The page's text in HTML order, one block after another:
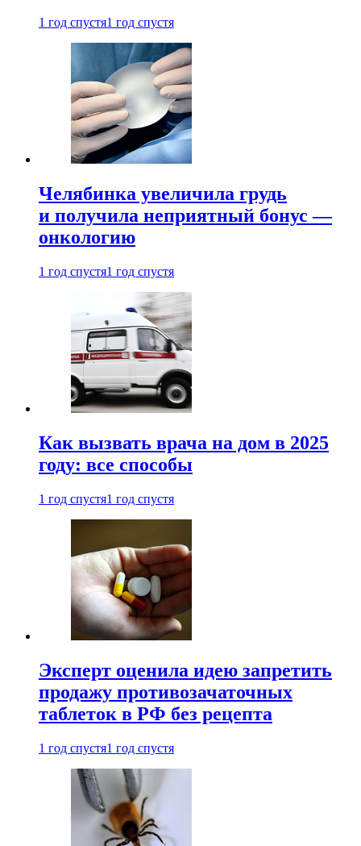
1 год спустя1 год спустя
Челябинка увеличила грудь
и получила неприятный бонус —
онкологию
1 год спустя1 год спустя
Как вызвать врача на дом в 2025
году: все способы
1 год спустя1 год спустя
Эксперт оценила идею запретить
продажу противозачаточных
таблеток в РФ без рецепта
1 год спустя1 год спустя